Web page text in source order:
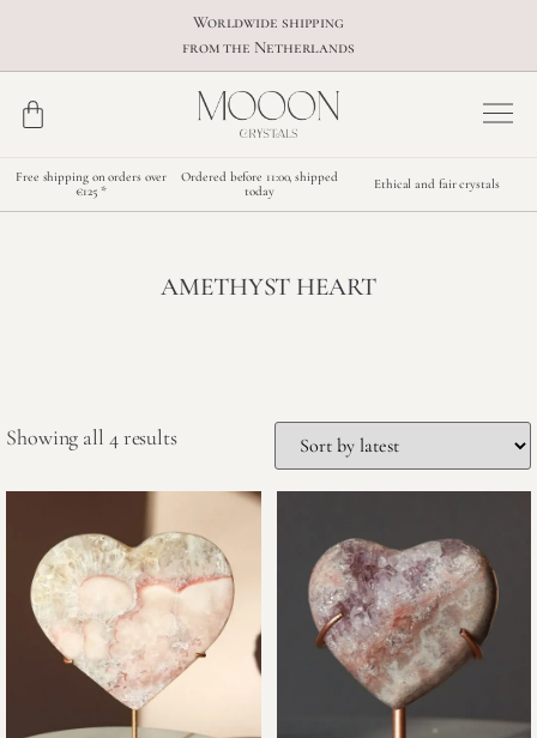
Worldwide shipping
from the Netherlands
Free shipping on orders over
€125 *
Ordered before 11:00, shipped
today
Ethical and fair crystals
AMETHYST HEART
Showing all 4 results